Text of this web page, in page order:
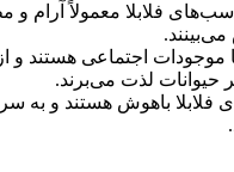
اسب‌های فلابلا معمولاً آرام و
موجودات اجتماعی هستند و
حیوانات لذت می‌برند.
فلابلا باهوش هستند و به